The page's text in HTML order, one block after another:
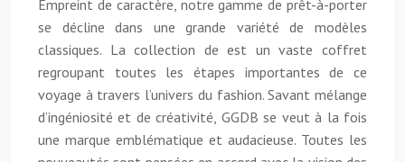
Empreint de caractère, notre gamme de prêt-à-porter
se décline dans une grande variété de modèles
classiques. La collection de est un vaste coffret
regroupant toutes les étapes importantes de ce
voyage à travers l’univers du fashion. Savant mélange
d’ingéniosité et de créativité, GGDB se veut à la fois
une marque emblématique et audacieuse. Toutes les